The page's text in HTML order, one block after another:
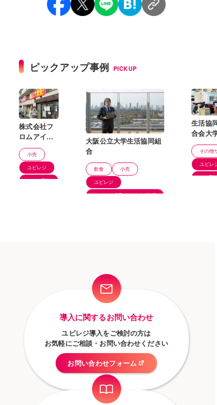
ピックアップ事例 PICKUP
株式会社フ
ロムアイコ
ーポレーシ
ョン マル
ヤス高島平
店様
小売
ユビレジ
6〜20店舗
大阪公立大学生活協同組
合
飲食
小売
ユビレジ
ユビレジ QRオーダー＆決済
生活協
合会大
業連合
その他
ユビレ
100店
導入に関するお問い合わせ
ユビレジ導入をご検討の方は
お気軽にご相談・お問い合わせください
お問い合わせフォーム